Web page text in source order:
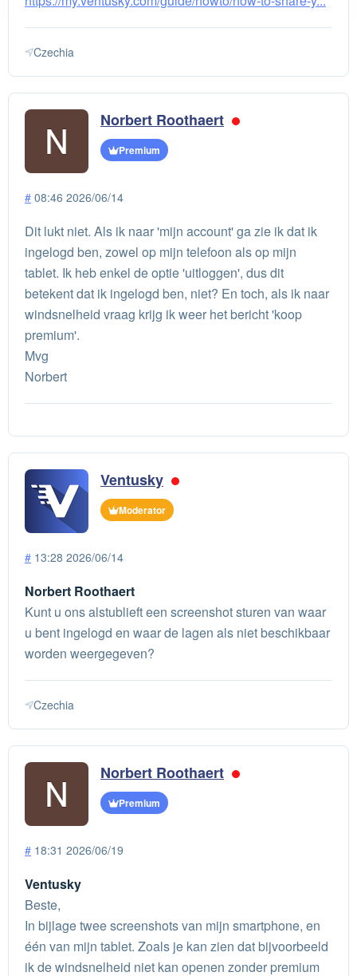
Czechia
Norbert Roothaert
Premium
# 08:46 2026/06/14
Dit lukt niet. Als ik naar 'mijn account' ga zie ik dat ik
ingelogd ben, zowel op mijn telefoon als op mijn
tablet. Ik heb enkel de optie 'uitloggen', dus dit
betekent dat ik ingelogd ben, niet? En toch, als ik naar
windsnelheid vraag krijg ik weer het bericht 'koop
premium'.
Mvg
Norbert
Ventusky
Moderator
# 13:28 2026/06/14
Norbert Roothaert
Kunt u ons alstublieft een screenshot sturen van waar
u bent ingelogd en waar de lagen als niet beschikbaar
worden weergegeven?
Czechia
Norbert Roothaert
Premium
# 18:31 2026/06/19
Ventusky
Beste,
In bijlage twee screenshots van mijn smartphone, en
één van mijn tablet. Zoals je kan zien dat bijvoorbeeld
ik de windsnelheid niet kan openen zonder premium